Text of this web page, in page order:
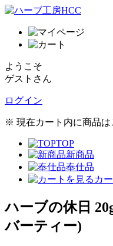
ようこそ
ゲストさん
ログイン
※ 現在カート内に商品は
TOP
新商品
奉仕品
カ
ハーブの休日
バーティー)